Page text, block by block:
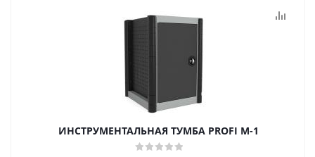
ИНСТРУМЕНТАЛЬНАЯ ТУМБА PROFI M-1